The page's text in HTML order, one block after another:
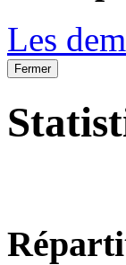
Les
Fermer